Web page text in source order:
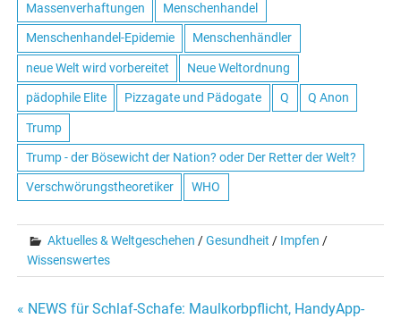
Massenverhaftungen Menschenhandel
Menschenhandel-Epidemie Menschenhändler
neue Welt wird vorbereitet Neue Weltordnung
pädophile Elite Pizzagate und Pädogate Q Q Anon
Trump
Trump - der Bösewicht der Nation? oder Der Retter der Welt?
Verschwörungstheoretiker WHO
Aktuelles & Weltgeschehen /Gesundheit / Impfen /
Wissenswertes
« NEWS für Schlaf-Schafe: Maulkorbpflicht, HandyApp-